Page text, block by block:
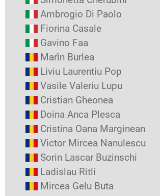
Ambrogio Di Paolo
Fiorina Casale
Gavino Faa
Marìn Burlea
Liviu Laurentiu Pop
Vasile Valeriu Lupu
Cristian Gheonea
Doina Anca Plesca
Cristina Oana Marginean
Victor Mircea Nanulescu
Sorin Lascar Buzinschi
Ladislau Ritli
Mircea Gelu Buta